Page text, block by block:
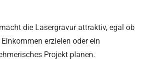
die Lasergravur attraktiv, egal ob
erzielen oder ein
Projekt planen.